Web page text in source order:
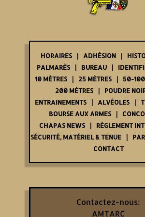
HORAIRES ADHÉSION
PALMARÈS
BUREAU
10 MÈTRES
25 MÈTRES
50-100
200 MÈTRES
POUDRE
ENTRAINEMENTS
ALVÉOLES
BOURSE AUX ARMES
CHAPAS NEWS
RÈGLEMENT
SÉCURITÉ, MATÉRIEL & TENUE
CONTACT
Contactez-nous:
AMTARC